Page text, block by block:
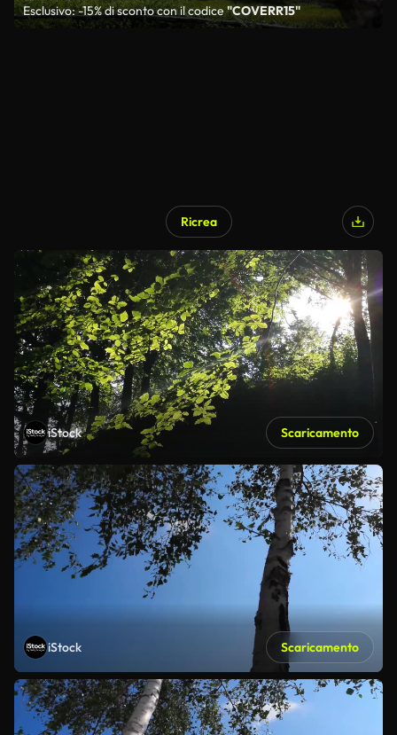
Esclusivo: -15% di sconto con il codice"COVERR15"
Ricrea
iStock Scaricamento
iStock Scaricamento